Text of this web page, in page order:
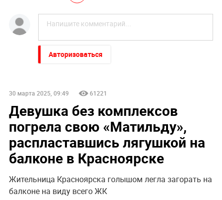
Авторизоваться
30 марта 2025, 09:49 61221
Девушка без комплексов
погрела свою «Матильду»,
распластавшись лягушкой на
балконе в Красноярске
Жительница Красноярска голышом легла загорать на
балконе на виду всего ЖК